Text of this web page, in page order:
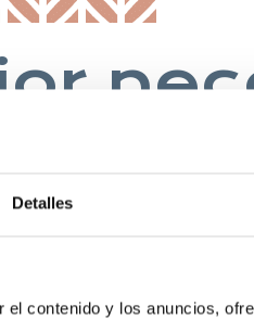
Detalles
contenido y los anuncios,
y
1930,